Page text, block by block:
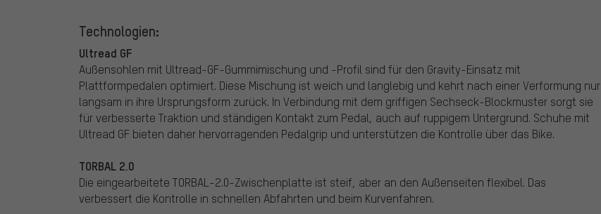
Technologien:
Ultread GF
Außensohlen mit Ultread-GF-Gummimischung und -Profil sind für den Gravity-Einsatz mit
Plattformpedalen optimiert. Diese Mischung ist weich und langlebig und kehrt nach einer Verformung nur
langsam in ihre Ursprungsform zurück. In Verbindung mit dem griffigen Sechseck-Blockmuster sorgt sie
für verbesserte Traktion und ständigen Kontakt zum Pedal, auch auf ruppigem Untergrund. Schuhe mit
Ultread GF bieten daher hervorragenden Pedalgrip und unterstützen die Kontrolle über das Bike.
TORBAL 2.0
Die eingearbeitete TORBAL-2.0-Zwischenplatte ist steif, aber an den Außenseiten flexibel. Das
verbessert die Kontrolle in schnellen Abfahrten und beim Kurvenfahren.